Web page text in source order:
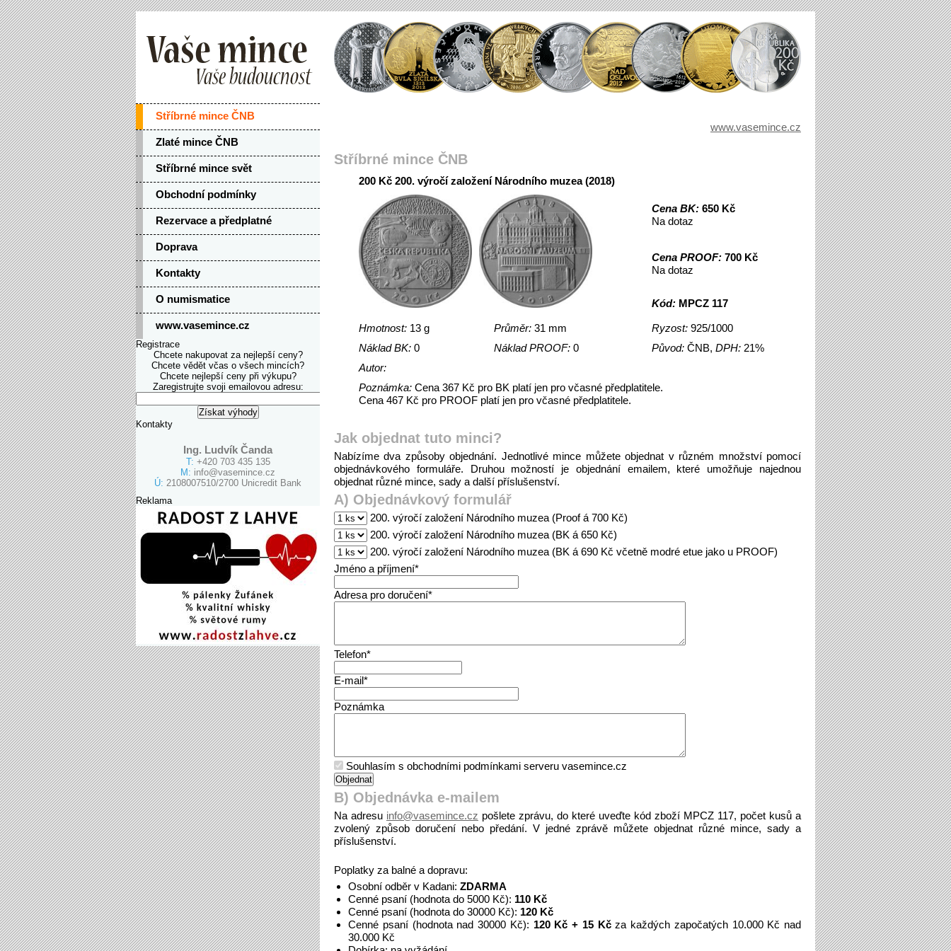
Stříbrné mince ČNB
Zlaté mince ČNB
Stříbrné mince svět
Obchodní podmínky
Rezervace a předplatné
Doprava
Kontakty
O numismatice
www.vasemince.cz
Registrace
Chcete nakupovat za nejlepší ceny?
Chcete vědět včas o všech mincích?
Chcete nejlepší ceny při výkupu?
Zaregistrujte svoji emailovou adresu:
Kontakty
Ing. Ludvík Čanda
T: +420 703 435 135
M: info@vasemince.cz
Ú: 2108007510/2700 Unicredit Bank
Reklama
www.vasemince.cz
Stříbrné mince ČNB
200 Kč 200. výročí založení Národního muzea (2018)
Cena BK: 650 Kč
Na dotaz
Cena PROOF: 700 Kč
Na dotaz
Kód: MPCZ 117
Hmotnost: 13 g Průměr: 31 mm Ryzost: 925/1000
Náklad BK: 0 Náklad PROOF: 0 Původ: ČNB, DPH: 21%
Autor:
Poznámka: Cena 367 Kč pro BK platí jen pro včasné předplatitele.
Cena 467 Kč pro PROOF platí jen pro včasné předplatitele.
Jak objednat tuto minci?
Nabízíme dva způsoby objednání. Jednotlivé mince můžete objednat v různém množství pomocí
objednávkového formuláře. Druhou možností je objednání emailem, které umožňuje najednou
objednat různé mince, sady a další příslušenství.
A) Objednávkový formulář
200. výročí založení Národního muzea (Proof á 700 Kč)
200. výročí založení Národního muzea (BK á 650 Kč)
200. výročí založení Národního muzea (BK á 690 Kč včetně modré etue jako u PROOF)
Jméno a příjmení*
Adresa pro doručení*
Telefon*
E-mail*
Poznámka
Souhlasím s obchodními podmínkami serveru vasemince.cz
B) Objednávka e-mailem
Na adresu info@vasemince.cz pošlete zprávu, do které uveďte kód zboží MPCZ 117, počet kusů a
zvolený způsob doručení nebo předání. V jedné zprávě můžete objednat různé mince, sady a
příslušenství.
Poplatky za balné a dopravu:
Osobní odběr v Kadani: ZDARMA
Cenné psaní (hodnota do 5000 Kč): 110 Kč
Cenné psaní (hodnota do 30000 Kč): 120 Kč
Cenné psaní (hodnota nad 30000 Kč): 120 Kč + 15 Kčza každých započatých 10.000 Kč nad
30.000 Kč